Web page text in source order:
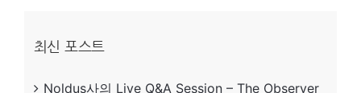
최신 포스트
Noldus사의 Live Q&A Session – The Observer